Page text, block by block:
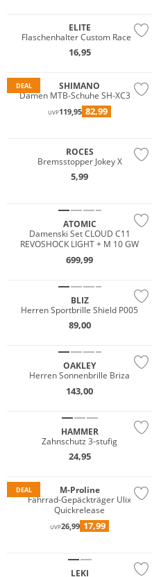
ELITE
Flaschenhalter Custom Race X
16,95
DEAL
SHIMANO
Damen MTB-Schuhe SH-XC300
UVP119,95 82,99
ROCES
Bremsstopper Jokey X
5,99
ATOMIC
Damenski Set CLOUD C11
REVOSHOCK LIGHT + M 10 GW
699,99
BLIZ
Herren Sportbrille Shield P005
89,00
OAKLEY
Herren Sonnenbrille Briza
143,00
HAMMER
Zahnschutz 3-stufig
24,95
DEAL
M-Proline
Fahrrad-Gepäckträger Ulix
Quickrelease
UVP26,99 17,99
LEKI